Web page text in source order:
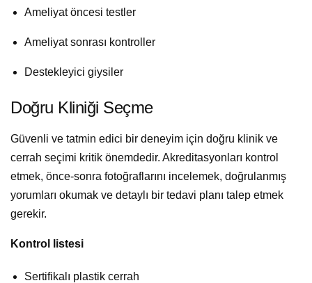
Ameliyat öncesi testler
Ameliyat sonrası kontroller
Destekleyici giysiler
Doğru Kliniği Seçme
Güvenli ve tatmin edici bir deneyim için doğru klinik ve
cerrah seçimi kritik önemdedir. Akreditasyonları kontrol
etmek, önce-sonra fotoğraflarını incelemek, doğrulanmış
yorumları okumak ve detaylı bir tedavi planı talep etmek
gerekir.
Kontrol listesi
Sertifikalı plastik cerrah